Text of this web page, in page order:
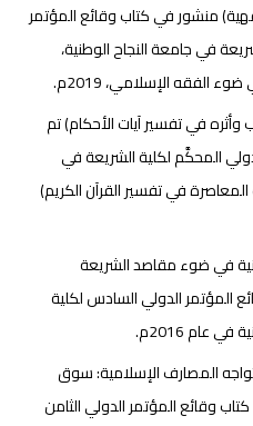
منشور في كتاب وقائع المؤتمر
في جامعة النجاح الوطنية،
الفقه الإسلامي، 2019م.
في تفسير آيات الأحكام) تم
المحكَّم لكلية الشريعة في
في تفسير القرآن الكريم)
في ضوء مقاصد الشريعة
المؤتمر الدولي السادس لكلية
عام 2016م.
المصارف الإسلامية: سوق
وقائع المؤتمر الدولي الثامن